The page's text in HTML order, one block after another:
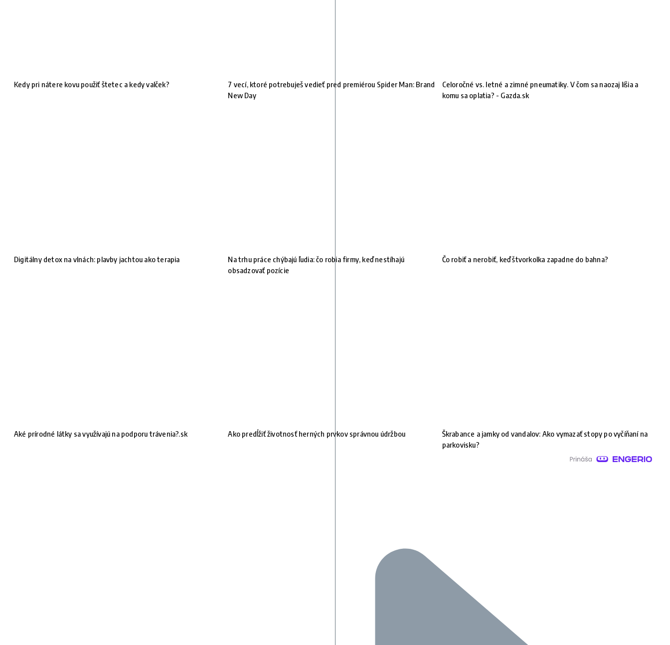
Kedy pri nátere kovu použiť štetec a kedy valček?
7 vecí, ktoré potrebuješ vedieť pred premiérou Spider Man: Brand
New Day
Celoročné vs. letné a zimné pneumatiky. V čom sa naozaj líšia a
komu sa oplatia? - Gazda.sk
Digitálny detox na vlnách: plavby jachtou ako terapia
Na trhu práce chýbajú ľudia: čo robia firmy, keď nestíhajú
obsadzovať pozície
Čo robiť a nerobiť, keď štvorkolka zapadne do bahna?
Aké prírodné látky sa využívajú na podporu trávenia?.sk Ako predĺžiť životnosť herných prvkov správnou údržbou
Škrabance a jamky od vandalov: Ako vymazať stopy po vyčíňaní na
parkovisku?